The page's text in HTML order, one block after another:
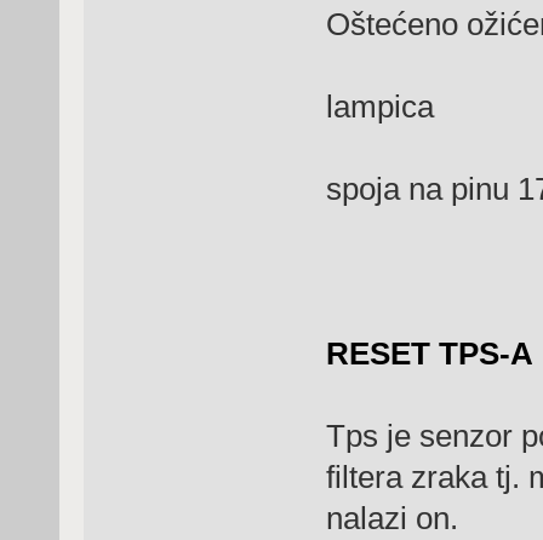
Oštećeno
lampica
spoja na pinu
RESET TPS-A
Tps je senzor
filtera zraka tj.
nalazi on.